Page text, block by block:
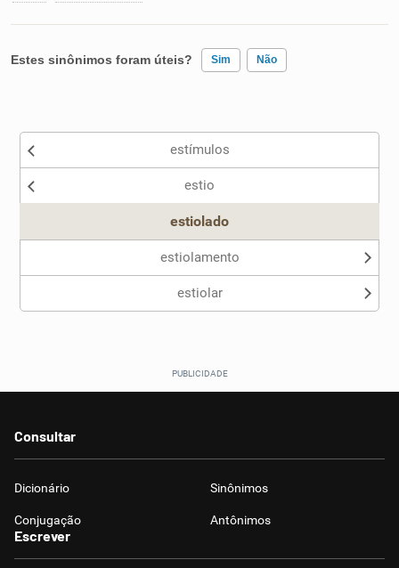
Caça-palavras
Sinônimos
Estes sinônimos foram úteis? Sim Não
Nenhum dos sinônimos apresentados me ajudou
estímulos
estio
estiolado
estiolamento
estiolar
Consultar
Dicionário Sinônimos
Conjugação Antônimos
Escrever